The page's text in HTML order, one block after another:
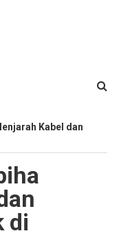
Kabel dan
di